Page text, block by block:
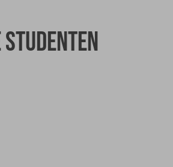
studenten